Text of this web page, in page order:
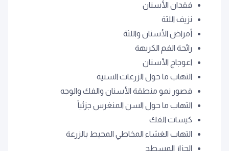
فقدان الأسنان
نزيف اللثة
أمراض الأسنان واللثة
رائحة الفم الكريهة
اعوجاج الأسنان
التهاب ما حول الزرعات السنية
قصور نمو منطقة الأسنان والفك والوجه
التهاب ما حول السن المنغرس جزئياً
كيسات الفك
التهاب الغشاء المخاطي المحيط بالزرعة
الحزاز المسطح